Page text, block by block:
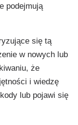
podejmują
się tą
w nowych lub
że
i wiedzę
lub pojawi się